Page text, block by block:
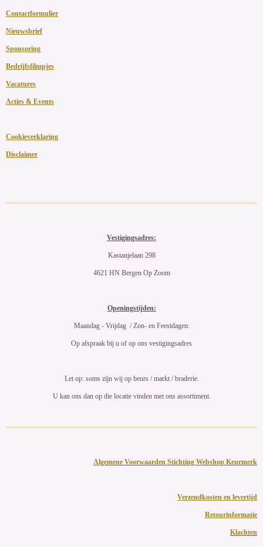
Contactformulier
Nieuwsbrief
Sponsoring
Bedrijfsfilmpjes
Vacatures
Acties & Events
Cookieverklaring
Disclaimer
Vestigingsadres:
Kastanjelaan 298
4621 HN Bergen Op Zoom
Openingstijden:
Maandag - Vrijdag / Zon- en Feestdagen:
Op afspraak bij u of op ons vestigingsadres
Let op: soms zijn wij op beurs / markt / braderie.
U kan ons dan op die locatie vinden met ons assortiment.
Algemene Voorwaarden Stichting Webshop Keurmerk
Verzendkosten en levertijd
Retourinformatie
Klachten